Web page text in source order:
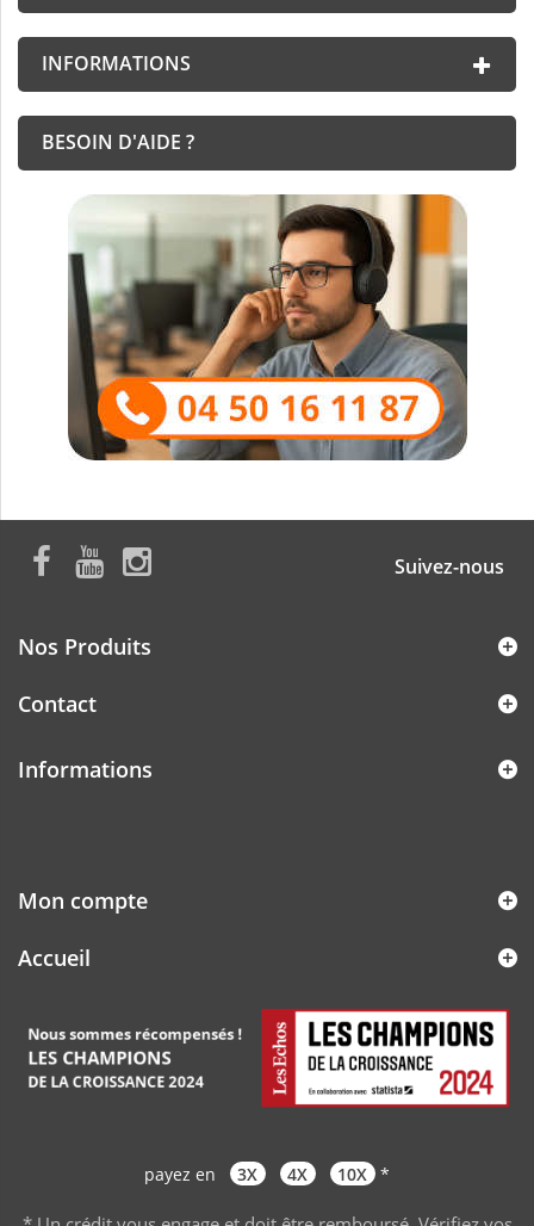
INFORMATIONS
BESOIN D'AIDE ?
Suivez-nous
Nos Produits
Contact
Informations
Mon compte
Accueil
payez en 3X 4X 10X *